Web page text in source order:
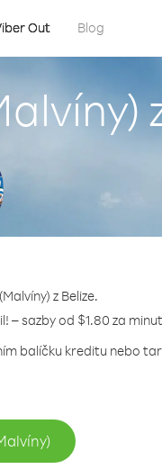
Out Blog
z Belize.
– sazby od $1.80 za
balíčku kreditu nebo